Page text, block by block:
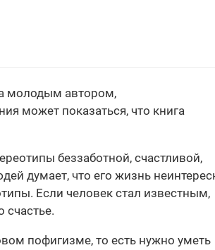
молодым автором,
может показаться, что книга
беззаботной, счастливой,
думает, что его жизнь
Если человек стал известным,
пофигизме, то есть нужно уметь